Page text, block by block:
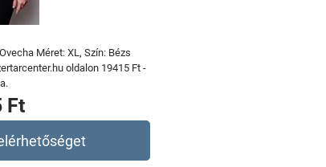
Méret: XL, Szín: Bézs
oldalon 19415 Ft -
Ft